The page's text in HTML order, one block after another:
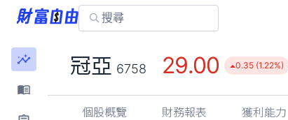
冠亞 6758 29.00 0.35 (1.22%)
個股概覽 財務報表 獲利能力